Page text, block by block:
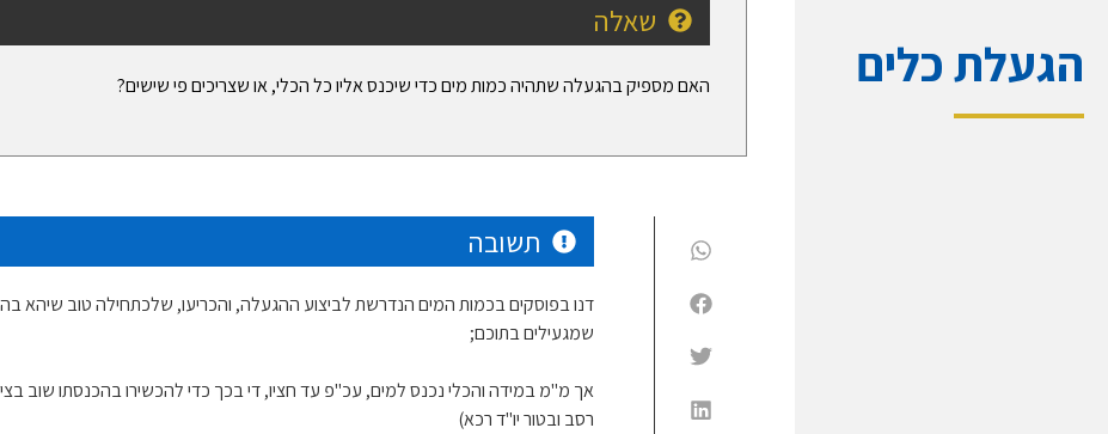
הגעלת כלים
שאלה
האם מספיק בהגעלה שתהיה כמות מים כדי שיכנס אליו כל הכלי, או שצריכים פי שישים?
תשובה
דנו בפוסקים בכמות המים הנדרשת לביצוע ההגעלה, והכריעו, שלכתחילה טוב שיהא
שמגעילים בתוכם;
אך מ"מ במידה והכלי נכנס למים, עכ"פ עד חציו, די בכך כדי להכשירו בהכנסתו שוב
רסב ובטור יו"ד רכא)